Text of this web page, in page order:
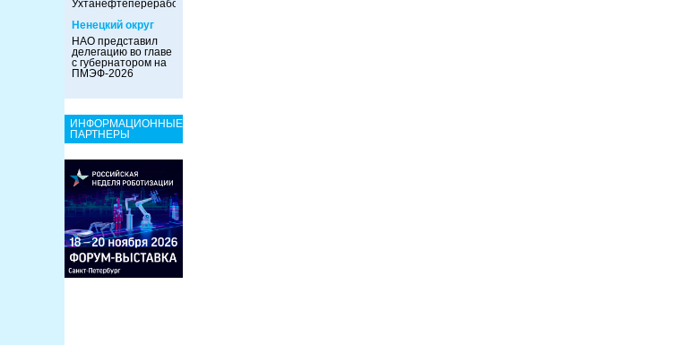
Ухтанефтепереработка
Ненецкий округ
НАО представил
делегацию во главе
с губернатором на
ПМЭФ-2026
ИНФОРМАЦИОННЫЕ
ПАРТНЕРЫ